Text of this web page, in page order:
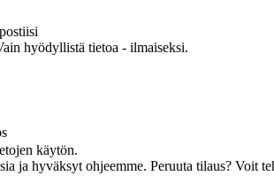
hyödyllistä tietoa - ilmaiseksi.
käytön.
ja hyväksyt ohjeemme. Peruuta tilaus? Voit